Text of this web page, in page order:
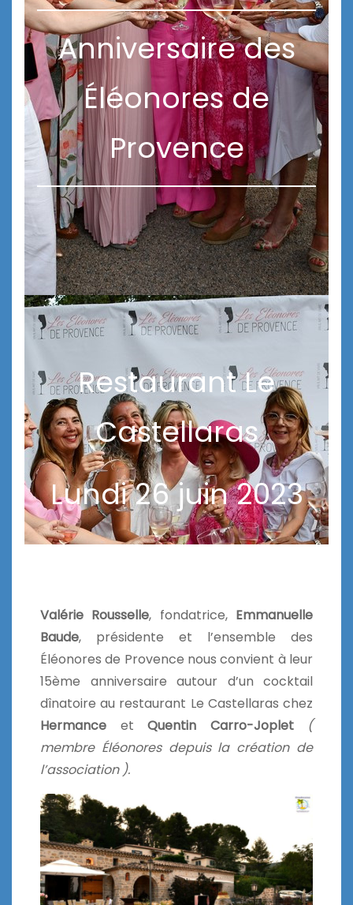
Anniversaire des
Éléonores de
Provence
Restaurant Le
Castellaras
Lundi 26 juin 2023
Valérie Rousselle, fondatrice,Emmanuelle
Baude, présidente et l’ensemble des
Éléonores de Provence nous convient à leur
15ème anniversaire autour d’un cocktail
dînatoire au restaurant Le Castellaras chez
Hermance et Quentin Carro-Joplet (
membre Éléonores depuis la création de
l’association ).